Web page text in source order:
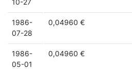
10-27
1986-
07-28
0,04960 €
1986-
05-01
0,04960 €